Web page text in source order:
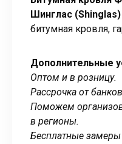
Шинглас (Shinglas)
битумная кровля,
Дополнительные
Оптом и в розницу.
Рассрочка от
Поможем
в регионы.
Бесплатные